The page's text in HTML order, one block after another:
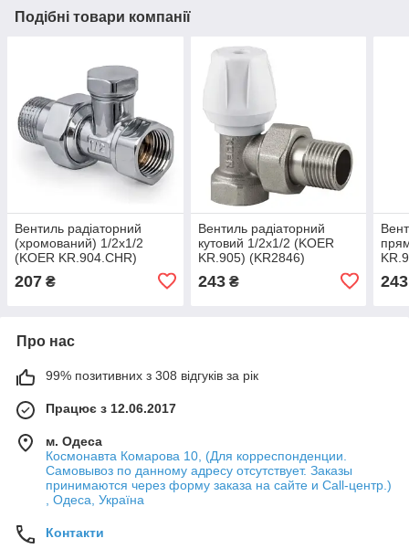
Подібні товари компанії
Вентиль радіаторний
(хромований) 1/2x1/2
(KOER KR.904.CHR)
207 ₴
Вентиль радіаторний
кутовий 1/2x1/2 (KOER
KR.905) (KR2846)
243₴ 243
Про нас
99% позитивних з 308 відгуків за рік
Працює з 12.06.2017
м. Одеса
Космонавта Комарова 10, (Для корреспонденции.
Самовывоз по данному адресу отсутствует. Заказы
принимаются через форму заказа на сайте и Call-центр.)
, Одеса, Україна
Контакти